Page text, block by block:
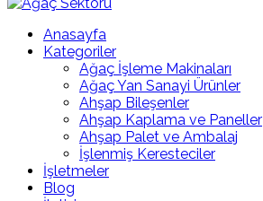
Anasayfa
Kategoriler
Ağaç İşleme Makinaları
Ağaç Yan Sanayi Ürünler
Ahşap Bileşenler
Ahşap Kaplama ve Paneller
Ahşap Palet ve Ambalaj
İşlenmiş Keresteciler
İşletmeler
Blog